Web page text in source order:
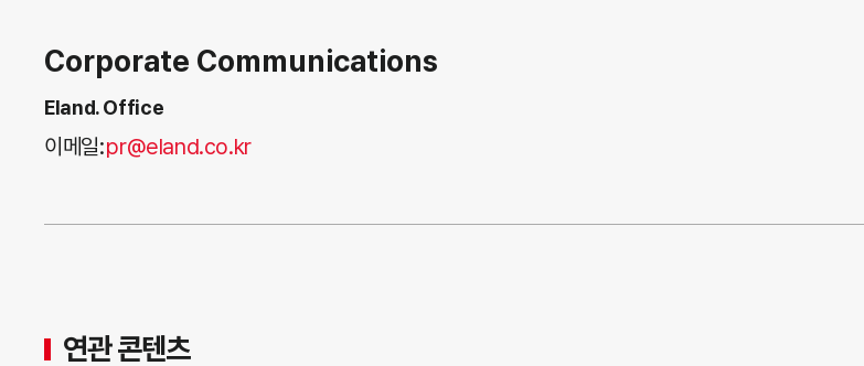
Corporate Communications
Eland. Office
이메일:pr@eland.co.kr
연관 콘텐츠